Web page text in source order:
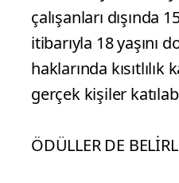
çalışanları dışında
itibarıyla 18 yaşını
haklarında
gerçek kişiler
ÖDÜLLER DE